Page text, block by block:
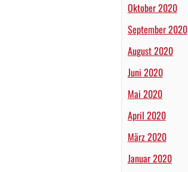
Oktober 2020
September 2020
August 2020
Juni 2020
Mai 2020
April 2020
März 2020
Januar 2020